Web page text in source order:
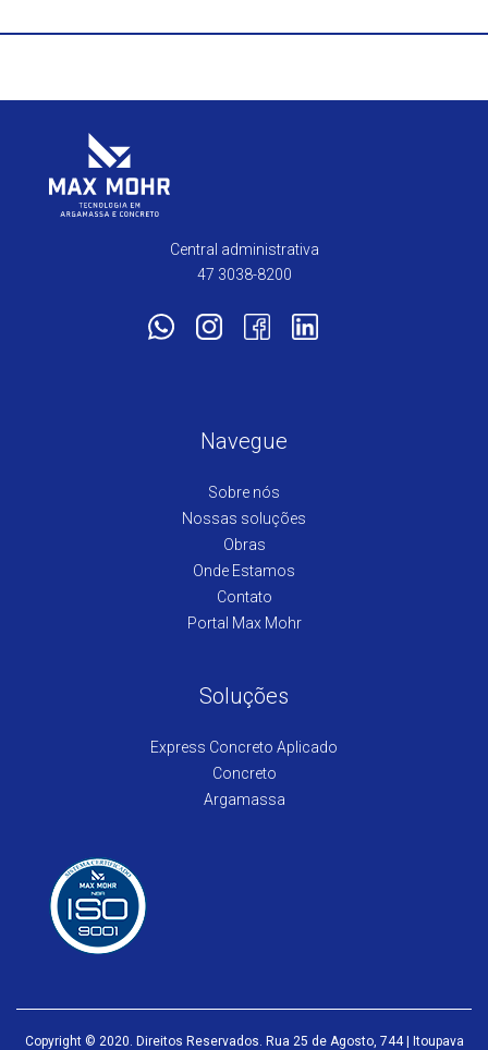
Central administrativa
47 3038-8200
Navegue
Sobre nós
Nossas soluções
Obras
Onde Estamos
Contato
Portal Max Mohr
Soluções
Express Concreto Aplicado
Concreto
Argamassa
Copyright © 2020. Direitos Reservados. Rua 25 de Agosto, 744 | Itoupava